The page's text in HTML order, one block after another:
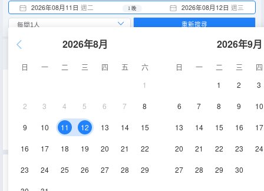
2026年08月11日 週二 2026年08月12日 週三
1 晚
2026年8月
日 一 二 三 四 五
六
1
2 3 4 5 6 7 8
9 10 11 12 13 14 15
16 17 18 19 20 21 22
23 24 25 26 27 28 29
2026年9月
日 一 二 三
四
1
2 3
6 7 8 9 10
13 14 15 16 17
20 21 22 23 24
27 28 29 30
重新搜尋
重要資訊